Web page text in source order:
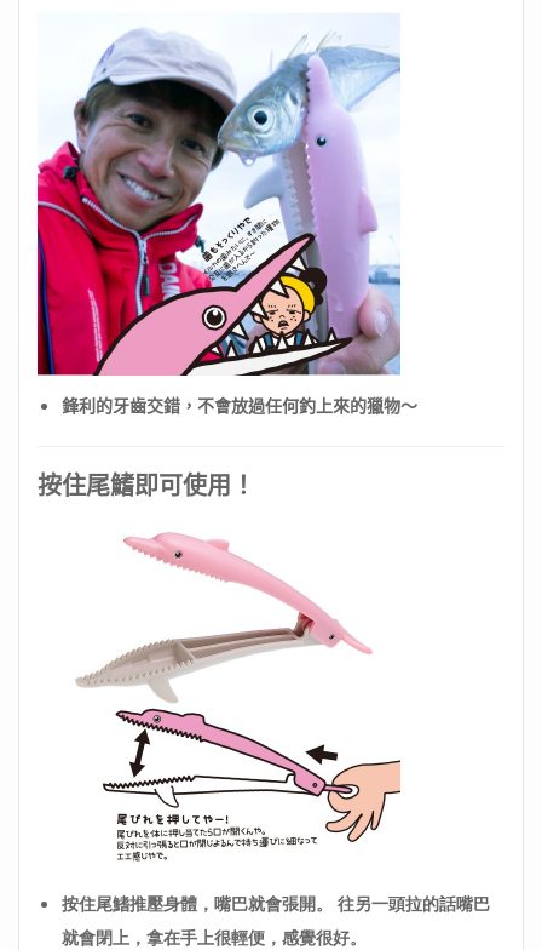
鋒利的牙齒交錯，不會放過任何釣上來的獵物～
按住尾鰭即可使用！
按住尾鰭推壓身體，嘴巴就會張開。 往另一頭拉的話嘴巴
就會閉上，拿在手上很輕便，感覺很好。